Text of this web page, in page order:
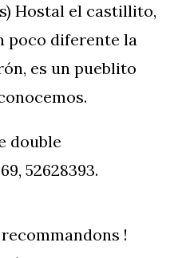
Hostal el castillito,
poco diferente la
es un pueblito
double
52628393.
!